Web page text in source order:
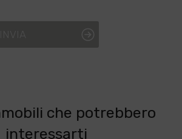
che potrebbero
interessarti